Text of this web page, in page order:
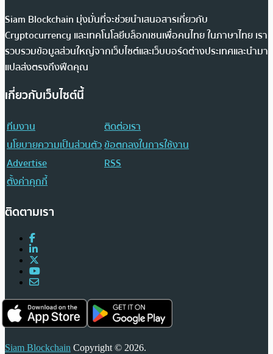
Siam Blockchain มุ่งมั่นที่จะช่วยนำเสนอสารเกี่ยวกับ
Cryptocurrency และเทคโนโลยีบล็อกเชนเพื่อคนไทย ในภาษาไทย เรา
รวบรวมข้อมูลส่วนใหญ่จากเว็บไซต์และเว็บบอร์ดต่างประเทศและนำมา
แปลส่งตรงถึงฟีดคุณ
เกี่ยวกับเว็บไซต์นี้
ทีมงาน
ติดต่อเรา
นโยบายความเป็นส่วนตัวข้อตกลงในการใช้งาน
Advertise
RSS
ตั้งค่าคุกกี้
ติดตามเรา
Siam Blockchain Copyright © 2026.